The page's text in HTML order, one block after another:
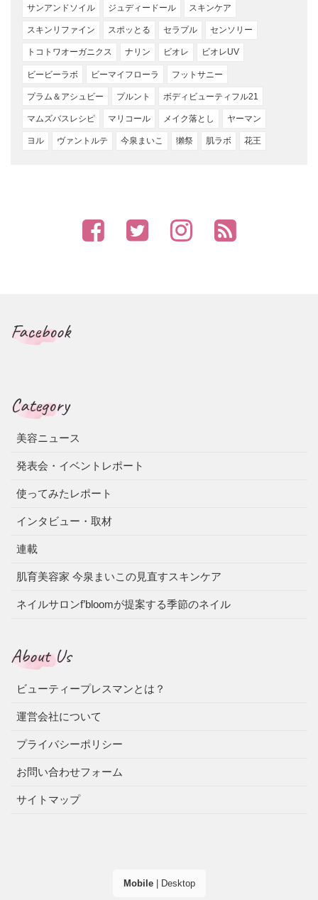
サンアンドソイル ジュディードール スキンケア
スキンリファイン スポッとる セラプル センソリー
トコトワオーガニクス ナリン ビオレ ビオレUV
ビービーラボ ビーマイフローラ フットサニー
プラム＆アシュビー プルント ボディビューティフル21
マムズバスレシピ マリコール メイク落とし ヤーマン
ヨル ヴァントルテ 今泉まいこ 獺祭 肌ラボ 花王
Facebook
Category
美容ニュース
発表会・イベントレポート
使ってみたレポート
インタビュー・取材
連載
肌育美容家 今泉まいこの見直すスキンケア
ネイルサロンf’bloomが提案する季節のネイル
About Us
ビューティープレスマンとは？
運営会社について
プライバシーポリシー
お問い合わせフォーム
サイトマップ
Mobile| Desktop